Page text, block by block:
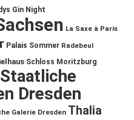
Gin Night
La Saxe à Paris
Palais Sommer Radebeul
Schloss Moritzburg
Staatliche
Dresden
Galerie Dresden Thalia